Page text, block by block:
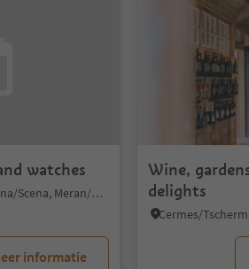
watches
Verdines/Verdins, Schenna/Scena, Meran/Merano and environs
informatie
Wine,
delights